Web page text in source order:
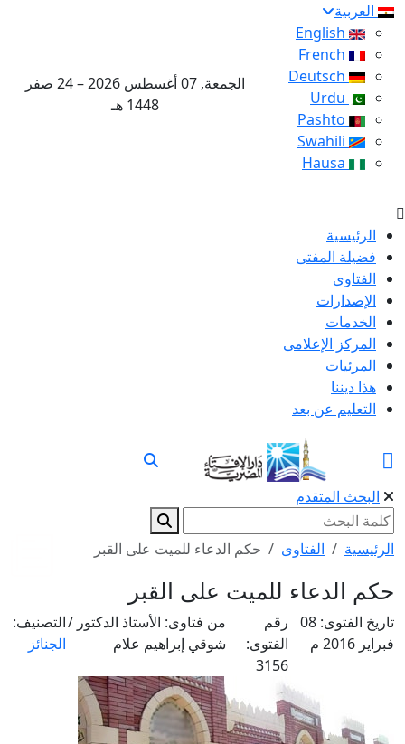
العربية
الجمعة, 07 أغسطس 2026 – 24 صفر
1448 هـ
الرئيسية
فضيلة المفتى
الفتاوى
الإصدارات
الخدمات
المركز الإعلامى
المرئيات
هذا ديننا
التعليم عن بعد
البحث المتقدم
الرئيسية الفتاوى حكم الدعاء للميت على القبر
حكم الدعاء للميت على القبر
تاريخ الفتوى: 08
فبراير 2016 م
رقم
الفتوى:
3156
من فتاوى: الأستاذ الدكتور /
شوقي إبراهيم علام
التصنيف:
الجنائز